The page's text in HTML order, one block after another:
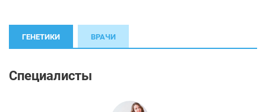
ГЕНЕТИКИ ВРАЧИ
Специалисты